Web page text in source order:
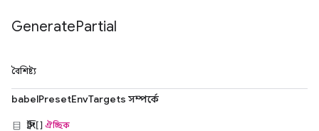
GeneratePartial
বৈশিষ্ট্য
babelPresetEnvTargets সম্পর্কে
স্ট্রিং[] ঐচ্ছিক